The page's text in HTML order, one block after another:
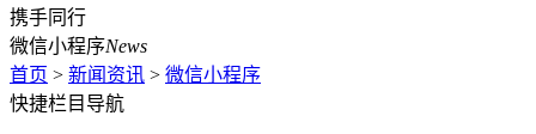
携手同行
微信小程序News
首页 > 新闻资讯 > 微信小程序
快捷栏目导航